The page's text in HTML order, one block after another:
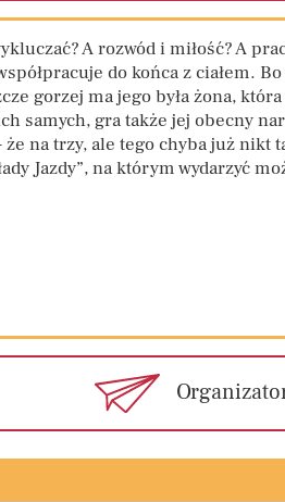
A rozwód i miłość? A
do końca z ciałem.
gorzej ma jego była żona,
samych, gra także jej obecny
że na trzy, ale tego chyba już
Jazdy”, na którym wydarzyć